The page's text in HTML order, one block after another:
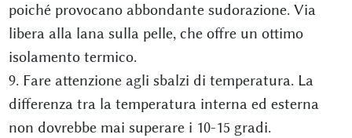
poiché provocano abbondante sudorazione. Via
libera alla lana sulla pelle, che offre un ottimo
isolamento termico.
9. Fare attenzione agli sbalzi di temperatura. La
differenza tra la temperatura interna ed esterna
non dovrebbe mai superare i 10-15 gradi.